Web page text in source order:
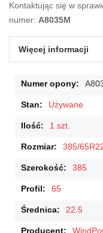
Kontaktując się w
numer: A8035M
Więcej informacji
Więcej
Używane
1 szt.
385/
385
65
22.5